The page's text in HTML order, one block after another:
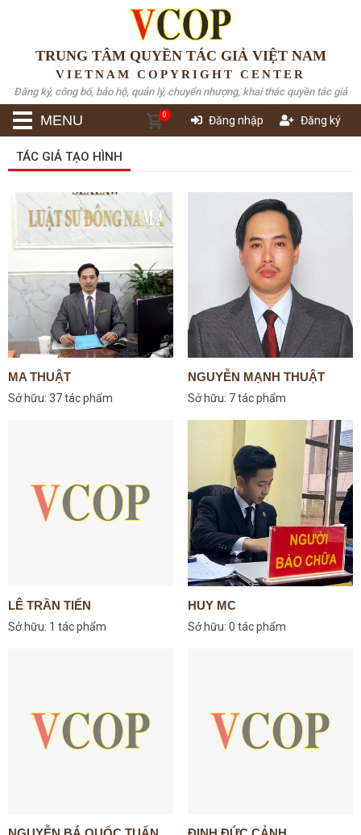
TRUNG TÂM QUYỀN TÁC GIẢ VIỆT NAM
VIETNAM COPYRIGHT CENTER
Đăng ký, công bố, bảo hộ, quản lý, chuyển nhượng, khai thác quyền tác giả
0 Đăng nhập Đăng ký
MENU
TÁC GIẢ TẠO HÌNH
MA THUẬT
Sở hữu: 37 tác phẩm
NGUYỄN MẠNH THUẬT
Sở hữu: 7 tác phẩm
LÊ TRẦN TIẾN
Sở hữu: 1 tác phẩm
HUY MC
Sở hữu: 0 tác phẩm